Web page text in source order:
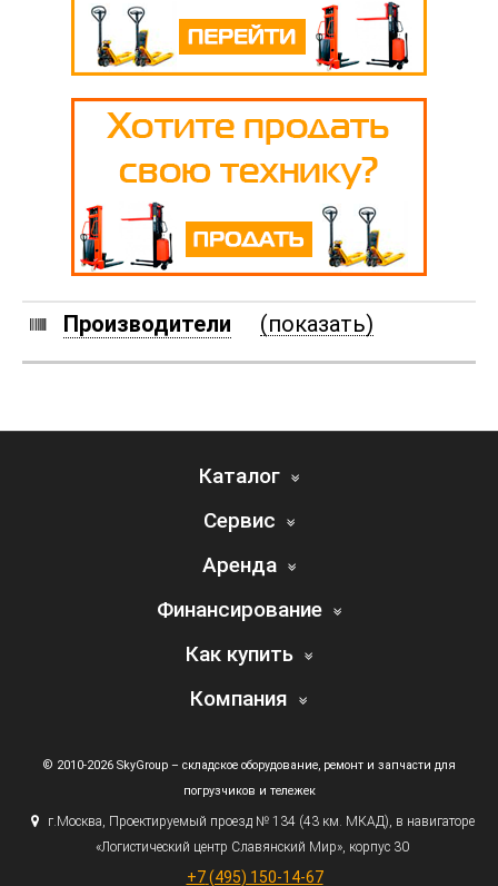
Производители (показать)
Каталог
Сервис
Аренда
Финансирование
Как купить
Компания
© 2010-2026 SkyGroup – складское оборудование, ремонт и запчасти для
погрузчиков и тележек
г.Москва, Проектируемый проезд № 134 (43км. МКАД), в навигаторе
«Логистический центр Славянский Мир», корпус 30
+7 (495) 150-14-67